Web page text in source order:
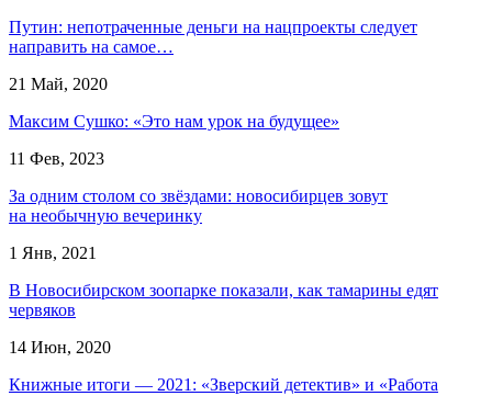
Путин: непотраченные деньги на нацпроекты следует
направить на самое…
21 Май, 2020
Максим Сушко: «Это нам урок на будущее»
11 Фев, 2023
За одним столом со звёздами: новосибирцев зовут
на необычную вечеринку
1 Янв, 2021
В Новосибирском зоопарке показали, как тамарины едят
червяков
14 Июн, 2020
Книжные итоги — 2021: «Зверский детектив» и «Работа